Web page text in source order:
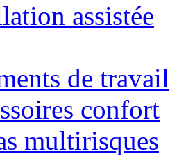
assistée
de travail
confort
multirisques